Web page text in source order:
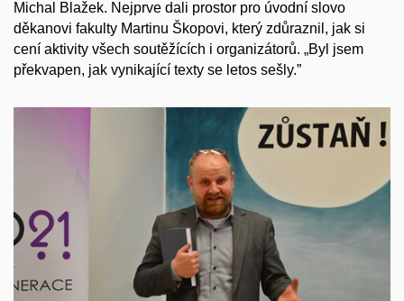
Michal Blažek. Nejprve dali prostor pro úvodní slovo
děkanovi fakulty Martinu Škopovi, který zdůraznil, jak si
cení aktivity všech soutěžících i organizátorů. „Byl jsem
překvapen, jak vynikající texty se letos sešly.”